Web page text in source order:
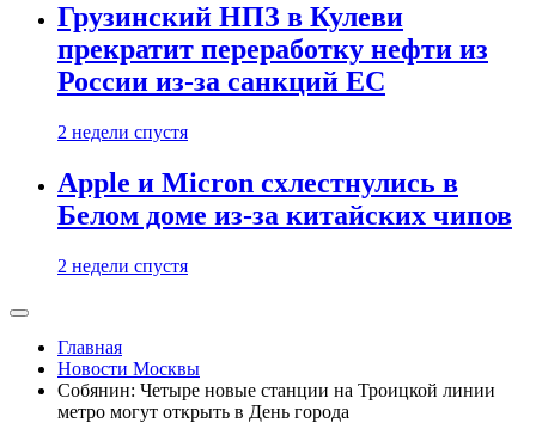
Грузинский НПЗ в Кулеви
прекратит переработку нефти из
России из-за санкций ЕС
2 недели спустя
Apple и Micron схлестнулись в
Белом доме из-за китайских чипов
2 недели спустя
Главная
Новости Москвы
Собянин: Четыре новые станции на Троицкой линии
метро могут открыть в День города